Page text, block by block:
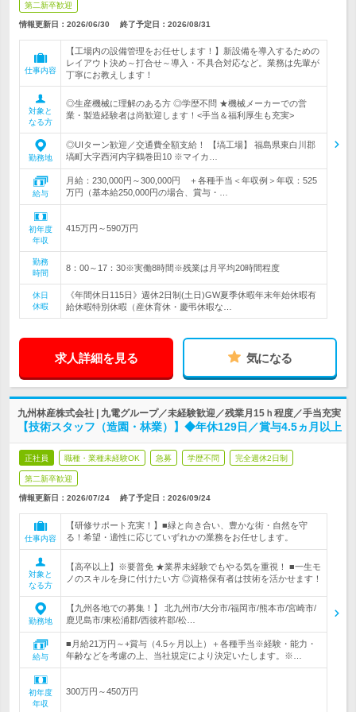
第二新卒歓迎
情報更新日：2026/06/30 終了予定日： 2026/08/31
仕事内容
【工場内の設備管理をお任せします！】新設備を導入するための
レイアウト決め～打合せ～導入・不具合対応など。業務は先輩が
丁寧にお教えします！
対象と
なる方
◎生産機械に理解のある方 ◎学歴不問 ★機械メーカーでの営
業・製造経験者は尚歓迎します！<手当＆福利厚生も充実>
勤務地
◎UIターン歓迎／交通費全額支給！ 【塙工場】 福島県東白川郡
塙町大字西河内字鶴巻田10 ※マイカ…
給与
月給：230,000円～300,000円 ＋各種手当＜年収例＞年収：525
万円（基本給250,000円の場合、賞与・…
初年度
年収
415万円～590万円
勤務
時間
8：00～17：30※実働8時間※残業は月平均20時間程度
休日
休暇
《年間休日115日》週休2日制(土日)GW夏季休暇年末年始休暇有
給休暇特別休暇（産休育休・慶弔休暇な…
求人詳細を見る 気になる
九州林産株式会社 | 九電グループ／未経験歓迎／残業月15ｈ程度／手当充実
【技術スタッフ（造園・林業）】◆年休129日／賞与4.5ヵ月以上
正社員 職種・業種未経験OK 急募 学歴不問 完全週休2日制
第二新卒歓迎
情報更新日：2026/07/24 終了予定日： 2026/09/24
仕事内容
【研修サポート充実！】■緑と向き合い、豊かな街・自然を守
る！希望・適性に応じていずれかの業務をお任せします。
対象と
なる方
【高卒以上】※要普免 ★業界未経験でもやる気を重視！ ■一生モ
ノのスキルを身に付けたい方 ◎資格保有者は技術を活かせます！
勤務地
【九州各地での募集！】 北九州市/大分市/福岡市/熊本市/宮崎市/
鹿児島市/東松浦郡/西彼杵郡/松…
給与
■月給21万円～+賞与（4.5ヶ月以上）＋各種手当※経験・能力・
年齢などを考慮の上、当社規定により決定いたします。※…
初年度
年収
300万円～450万円